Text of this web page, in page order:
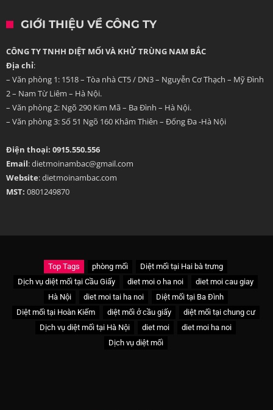
GIỚI THIỆU VỀ CÔNG TY
CÔNG TY TNHH DIỆT MỐI VÀ KHỬ TRÙNG NAM BẮC
Địa chỉ:
– Văn phòng 1: 1518 – Tòa nhà CT5 / DN3 – Nguyễn Cơ Thạch – Mỹ Đình
2 – Nam Từ Liêm – Hà Nội.
– Văn phòng 2: Ngõ 290 Kim Mã – Ba Đình – Hà Nội.
– Văn phòng 3: Số 51 Ngõ 160 Khâm Thiên – Đống Đa -Hà Nội
Điện thoại: 0915.550.556
Email: dietmoinambac@gmail.com
Website: dietmoinambac.com
MST: 0801249870
Top Tags phòng mối
Diệt mối tại Hai bà trưng
Dịch vụ diệt mối tại Cầu Giấy
diet moi o ha noi
diet moi cau giay
Hà Nội
diet moi tai ha noi
Diệt mối tại Ba Đình
Diệt mối tại Hoàn Kiếm
diệt mối ở cầu giấy
diệt mối tại chung cư
Dịch vụ diệt mối tại Hà Nội
diet moi
diet moi ha noi
Dịch vụ diệt mối